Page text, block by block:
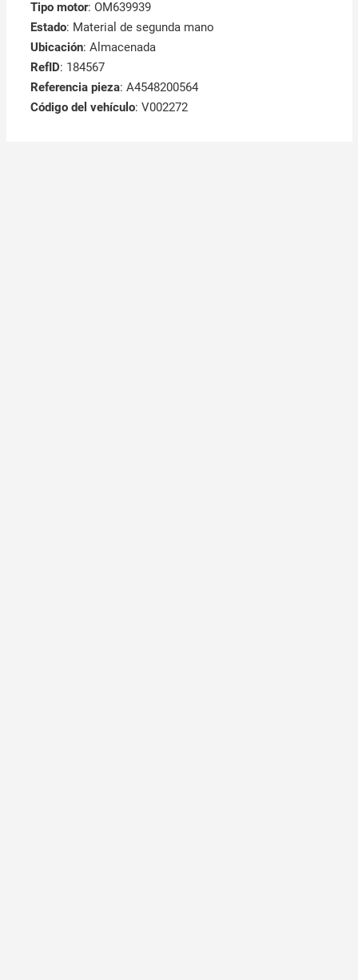
Tipo motor: OM639939
Estado: Material de segunda mano
Ubicación: Almacenada
RefID: 184567
Referencia pieza: A4548200564
Código del vehículo: V002272